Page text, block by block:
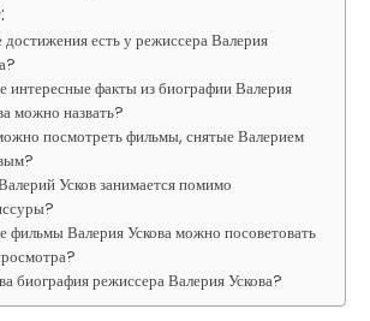
достижения есть у режиссера Валерия
интересные факты из биографии Валерия
можно назвать?
посмотреть фильмы, снятые Валерием
Усков занимается помимо
фильмы Валерия Ускова можно посоветовать
биография режиссера Валерия Ускова?